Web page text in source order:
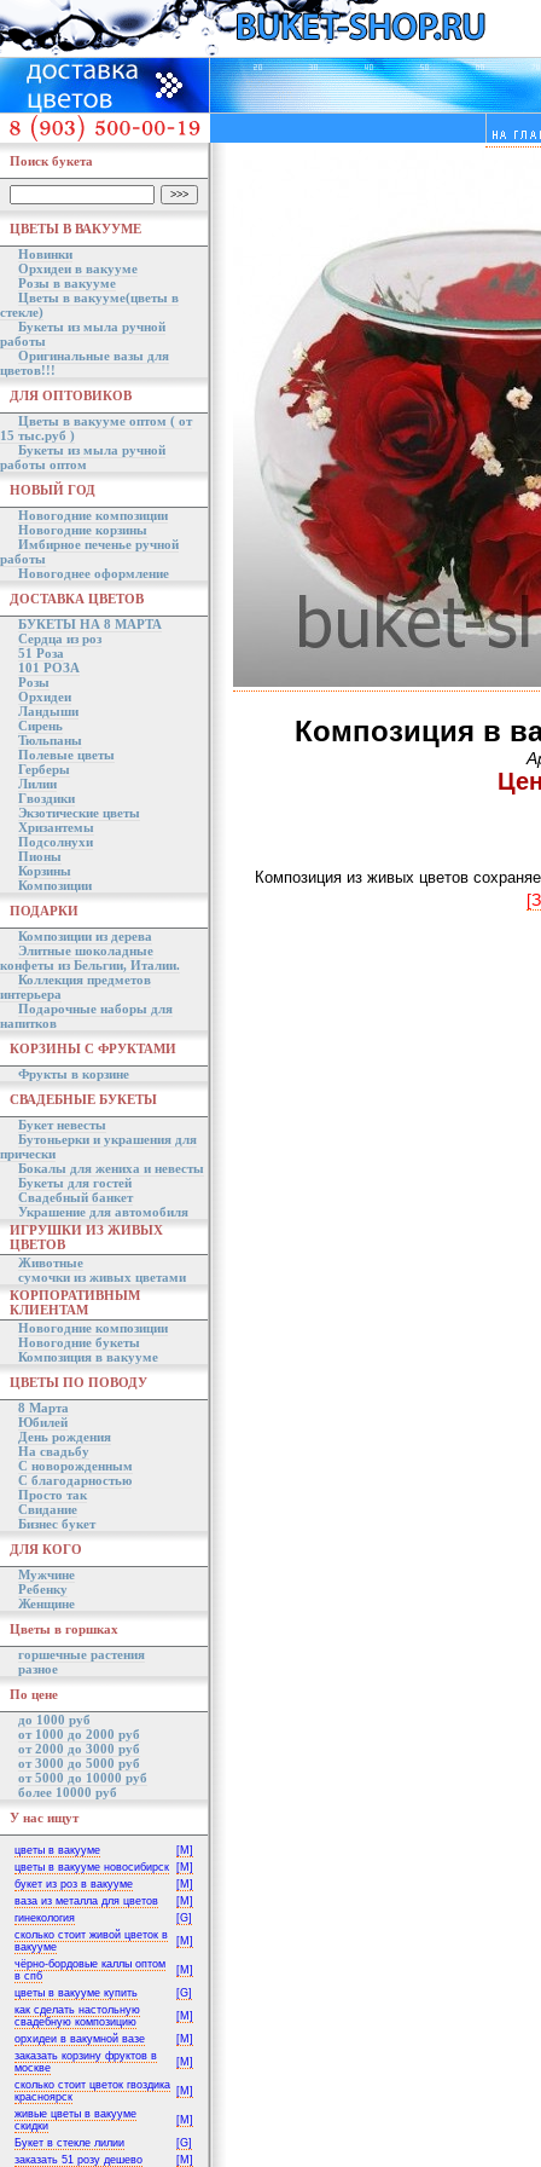
Поиск букета
ЦВЕТЫ В ВАКУУМЕ
Новинки
Орхидеи в вакууме
Розы в вакууме
Цветы в вакууме(цветы в
стекле)
Букеты из мыла ручной
работы
Оригинальные вазы для
цветов!!!
ДЛЯ ОПТОВИКОВ
Цветы в вакууме оптом ( от
15 тыс.руб )
Букеты из мыла ручной
работы оптом
НОВЫЙ ГОД
Новогодние композиции
Новогодние корзины
Имбирное печенье ручной
работы
Новогоднее оформление
ДОСТАВКА ЦВЕТОВ
БУКЕТЫ НА 8 МАРТА
Сердца из роз
51 Роза
101 РОЗА
Розы
Орхидеи
Ландыши
Сирень
Тюльпаны
Полевые цветы
Герберы
Лилии
Гвоздики
Экзотические цветы
Хризантемы
Подсолнухи
Пионы
Корзины
Композиции
ПОДАРКИ
Композиции из дерева
Элитные шоколадные
конфеты из Бельгии, Италии.
Коллекция предметов
интерьера
Подарочные наборы для
напитков
КОРЗИНЫ С ФРУКТАМИ
Фрукты в корзине
СВАДЕБНЫЕ БУКЕТЫ
Букет невесты
Бутоньерки и украшения для
прически
Бокалы для жениха и невесты
Букеты для гостей
Свадебный банкет
Украшение для автомобиля
ИГРУШКИ ИЗ ЖИВЫХ
ЦВЕТОВ
Животные
сумочки из живых цветами
КОРПОРАТИВНЫМ
КЛИЕНТАМ
Новогодние композиции
Новогодние букеты
Композиция в вакууме
ЦВЕТЫ ПО ПОВОДУ
8 Марта
Юбилей
День рождения
На свадьбу
С новорожденным
С благодарностью
Просто так
Свидание
Бизнес букет
ДЛЯ КОГО
Мужчине
Ребенку
Женщине
Цветы в горшках
горшечные растения
разное
По цене
до 1000 руб
от 1000 до 2000 руб
от 2000 до 3000 руб
от 3000 до 5000 руб
от 5000 до 10000 руб
более 10000 руб
У нас ищут
цветы в вакууме
[M]
цветы в вакууме новосибирск
[M]
букет из роз в вакууме
[M]
ваза из металла для цветов
[M]
гинекология
[G]
сколько стоит живой цветок в
вакууме
[M]
чёрно-бордовые каллы оптом
в спб
[M]
цветы в вакууме купить
[G]
как сделать настольную
свадебную композицию
[M]
орхидеи в вакумной вазе
[M]
заказать корзину фруктов в
москве
[M]
сколько стоит цветок гвоздика
красноярск
[M]
живые цветы в вакууме
скидки
[M]
Букет в стекле лилии
[G]
заказать 51 розу дешево
[M]
Композиция в
Композиция из живых цветов